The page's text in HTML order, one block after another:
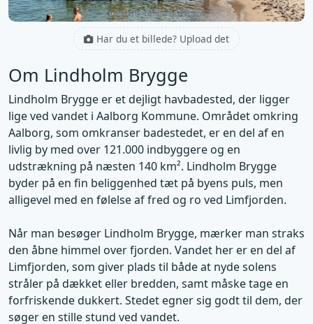
Har du et billede? Upload det
Om Lindholm Brygge
Lindholm Brygge er et dejligt havbadested, der ligger
lige ved vandet i Aalborg Kommune. Området omkring
Aalborg, som omkranser badestedet, er en del af en
livlig by med over 121.000 indbyggere og en
udstrækning på næsten 140 km². Lindholm Brygge
byder på en fin beliggenhed tæt på byens puls, men
alligevel med en følelse af fred og ro ved Limfjorden.
Når man besøger Lindholm Brygge, mærker man straks
den åbne himmel over fjorden. Vandet her er en del af
Limfjorden, som giver plads til både at nyde solens
stråler på dækket eller bredden, samt måske tage en
forfriskende dukkert. Stedet egner sig godt til dem, der
søger en stille stund ved vandet.